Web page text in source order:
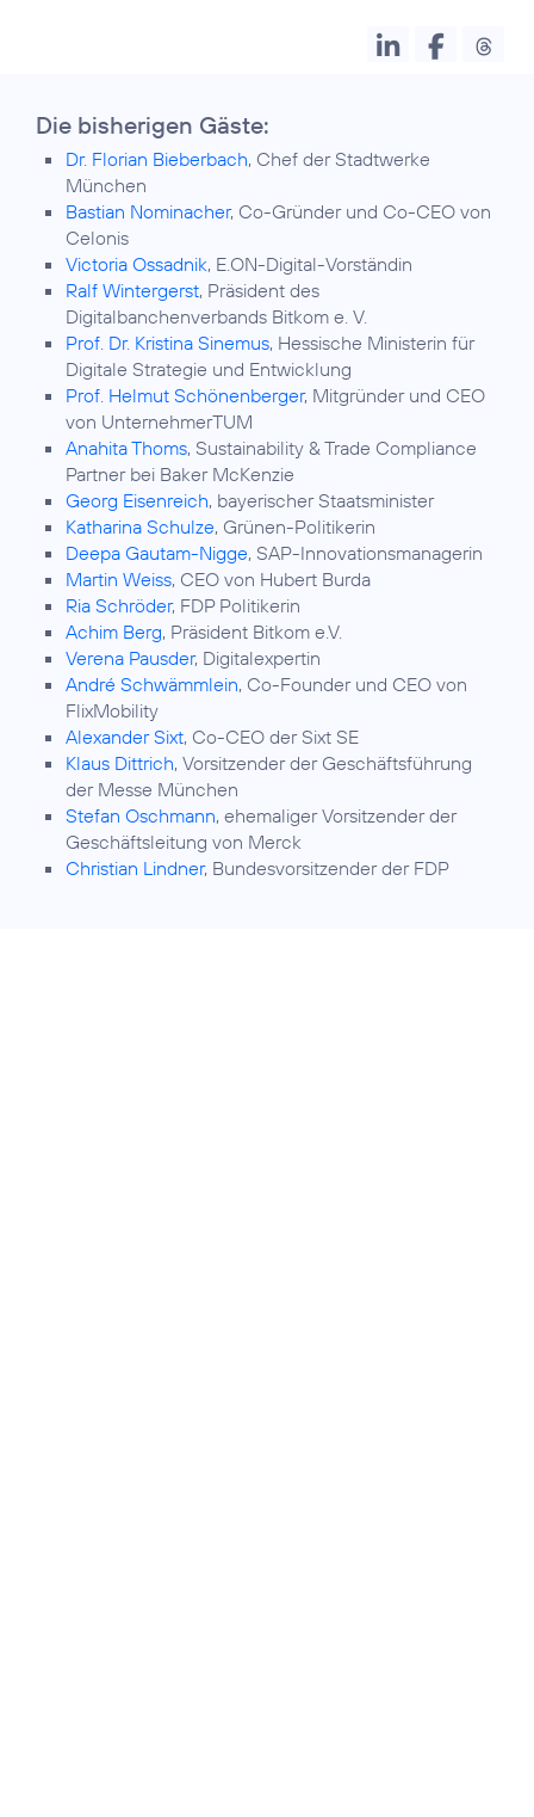
Die bisherigen Gäste:
Dr. Florian Bieberbach, Chef der Stadtwerke
München
Bastian Nominacher, Co-Gründer und Co-CEO von
Celonis
Victoria Ossadnik, E.ON-Digital-Vorständin
Ralf Wintergerst, Präsident des
Digitalbanchenverbands Bitkom e. V.
Prof. Dr. Kristina Sinemus, Hessische Ministerin für
Digitale Strategie und Entwicklung
Prof. Helmut Schönenberger, Mitgründer und CEO
von UnternehmerTUM
Anahita Thoms, Sustainability & Trade Compliance
Partner bei Baker McKenzie
Georg Eisenreich, bayerischer Staatsminister
Katharina Schulze, Grünen-Politikerin
Deepa Gautam-Nigge, SAP-Innovationsmanagerin
Martin Weiss, CEO von Hubert Burda
Ria Schröder, FDP Politikerin
Achim Berg, Präsident Bitkom e.V.
Verena Pausder, Digitalexpertin
André Schwämmlein, Co-Founder und CEO von
FlixMobility
Alexander Sixt, Co-CEO der Sixt SE
Klaus Dittrich, Vorsitzender der Geschäftsführung
der Messe München
Stefan Oschmann, ehemaliger Vorsitzender der
Geschäftsleitung von Merck
Christian Lindner, Bundesvorsitzender der FDP